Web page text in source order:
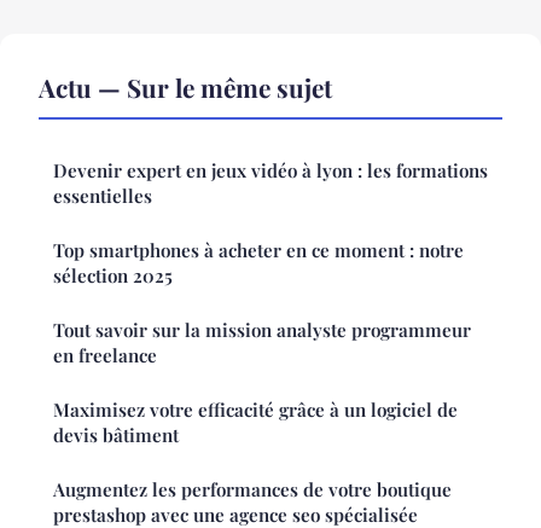
Actu — Sur le même sujet
Devenir expert en jeux vidéo à lyon : les formations
essentielles
Top smartphones à acheter en ce moment : notre
sélection 2025
Tout savoir sur la mission analyste programmeur
en freelance
Maximisez votre efficacité grâce à un logiciel de
devis bâtiment
Augmentez les performances de votre boutique
prestashop avec une agence seo spécialisée